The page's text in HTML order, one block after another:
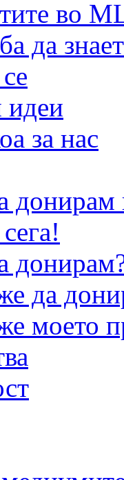
во
да
идеи
за нас
да
моето